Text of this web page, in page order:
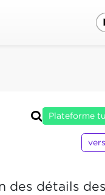
Plateforme
des détails